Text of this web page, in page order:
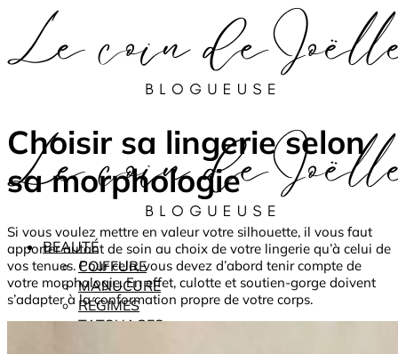
BEAUTÉ
COIFFURE
MANUCURE
RÉGIMES
TATOUAGES
Choisir sa lingerie selon
sa morphologie
Si vous voulez mettre en valeur votre silhouette, il vous faut
apporter autant de soin au choix de votre lingerie qu’à celui de
vos tenues. Pour cela, vous devez d’abord tenir compte de
votre morphologie. En effet, culotte et soutien-gorge doivent
s’adapter à la conformation propre de votre corps.